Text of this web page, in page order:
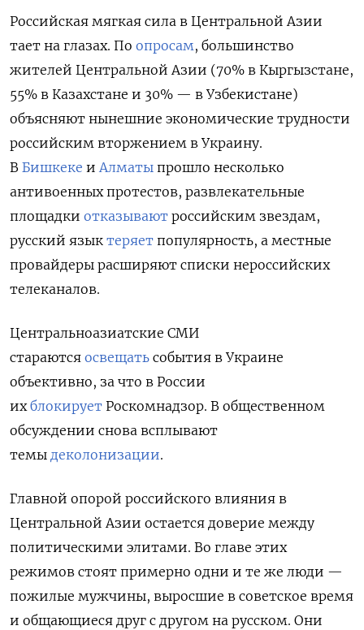
Российская мягкая сила в Центральной Азии
тает на глазах. По опросам, большинство
жителей Центральной Азии (70% в Кыргызстане,
55% в Казахстане и 30% — в Узбекистане)
объясняют нынешние экономические трудности
российским вторжением в Украину.
В Бишкеке и Алматы прошло несколько
антивоенных протестов, развлекательные
площадки отказывают российским звездам,
русский язык теряет популярность, а местные
провайдеры расширяют списки нероссийских
телеканалов.
Центральноазиатские СМИ
стараются освещать события в Украине
объективно, за что в России
их блокирует Роскомнадзор. В общественном
обсуждении снова всплывают
темы деколонизации.
Главной опорой российского влияния в
Центральной Азии остается доверие между
политическими элитами. Во главе этих
режимов стоят примерно одни и те же люди —
пожилые мужчины, выросшие в советское время
и общающиеся друг с другом на русском. Они